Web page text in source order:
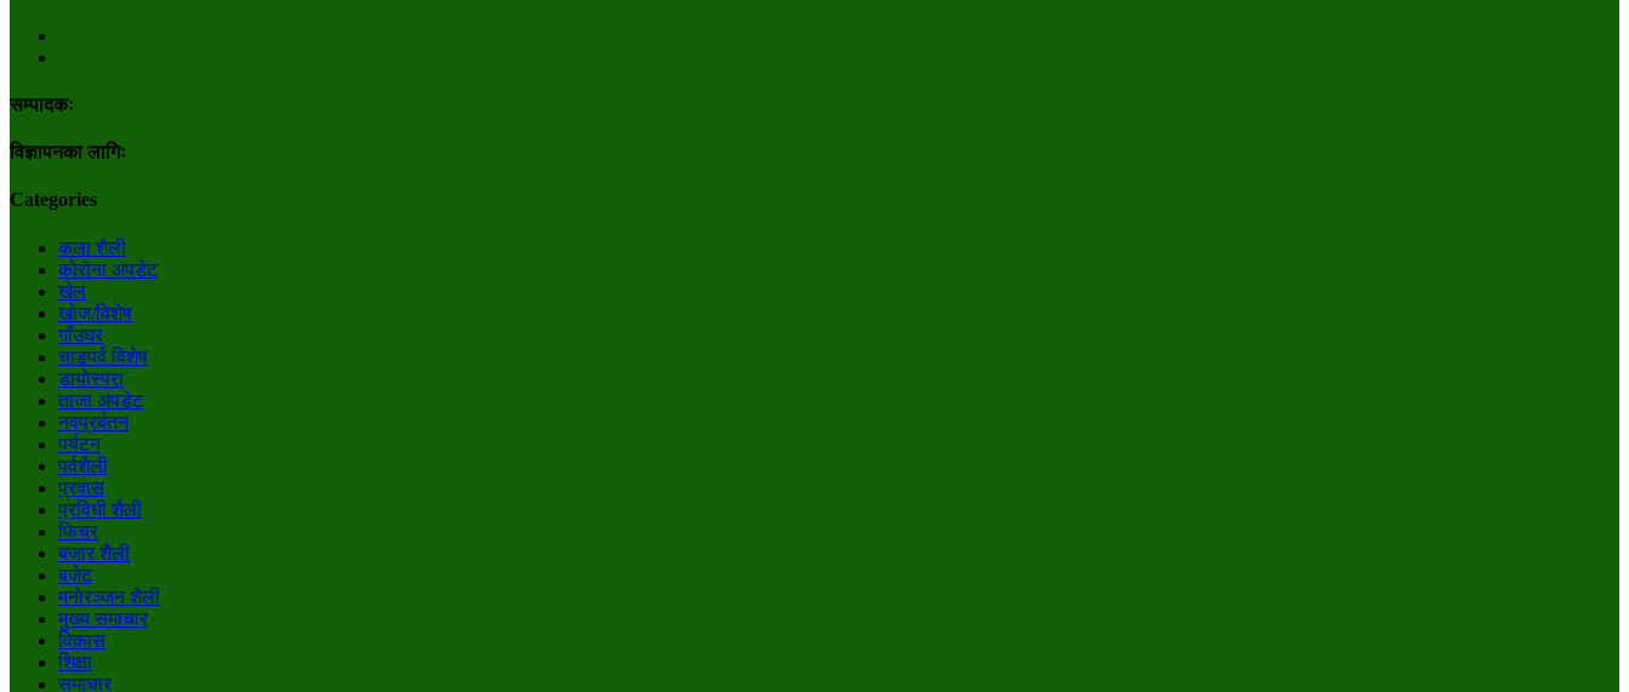
सम्पादकः
विज्ञापनका लागिः
Categories
कला शैली
कोरोना अपडेट
खेल
खोज/विशेष
गाँउघर
चाडपर्व विशेष
डायाेस्परा
ताजा अपडेट
नवप्रर्बतन
पर्यटन
पर्वशैली
प्रवास
प्रविधी शैली
फिचर
बजार शैली
बजेट
मनाेरञ्जन शैली
मुख्य समाचार
विकास
शिक्षा
समाचार